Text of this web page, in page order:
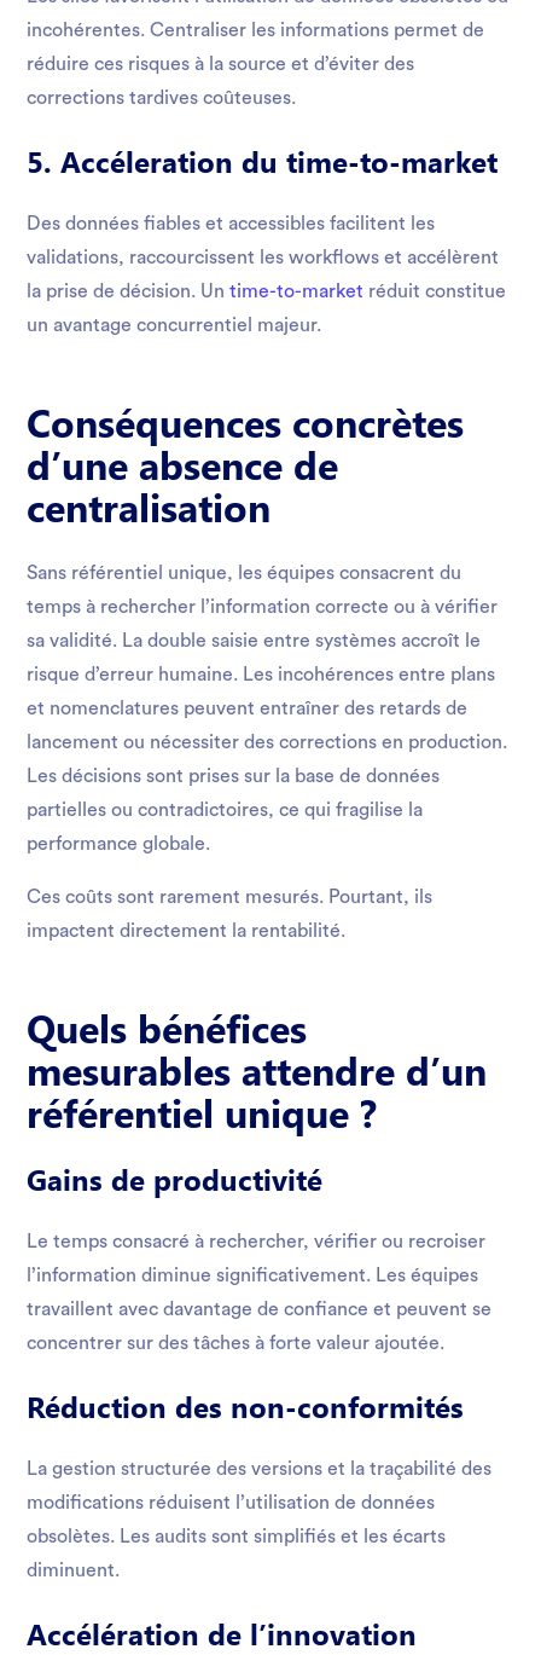
incohérentes. Centraliser les informations permet de
réduire ces risques à la source et d’éviter des
corrections tardives coûteuses.
5. Accéleration du time-to-market
Des données fiables et accessibles facilitent les
validations, raccourcissent les workflows et accélèrent
la prise de décision. Untime-to-market réduit constitue
un avantage concurrentiel majeur.
Conséquences concrètes
d’une absence de
centralisation
Sans référentiel unique, les équipes consacrent du
temps à rechercher l’information correcte ou à vérifier
sa validité. La double saisie entre systèmes accroît le
risque d’erreur humaine. Les incohérences entre plans
et nomenclatures peuvent entraîner des retards de
lancement ou nécessiter des corrections en production.
Les décisions sont prises sur la base de données
partielles ou contradictoires, ce qui fragilise la
performance globale.
Ces coûts sont rarement mesurés. Pourtant, ils
impactent directement la rentabilité.
Quels bénéfices
mesurables attendre d’un
référentiel unique ?
Gains de productivité
Le temps consacré à rechercher, vérifier ou recroiser
l’information diminue significativement. Les équipes
travaillent avec davantage de confiance et peuvent se
concentrer sur des tâches à forte valeur ajoutée.
Réduction des non-conformités
La gestion structurée des versions et la traçabilité des
modifications réduisent l’utilisation de données
obsolètes. Les audits sont simplifiés et les écarts
diminuent.
Accélération de l’innovation